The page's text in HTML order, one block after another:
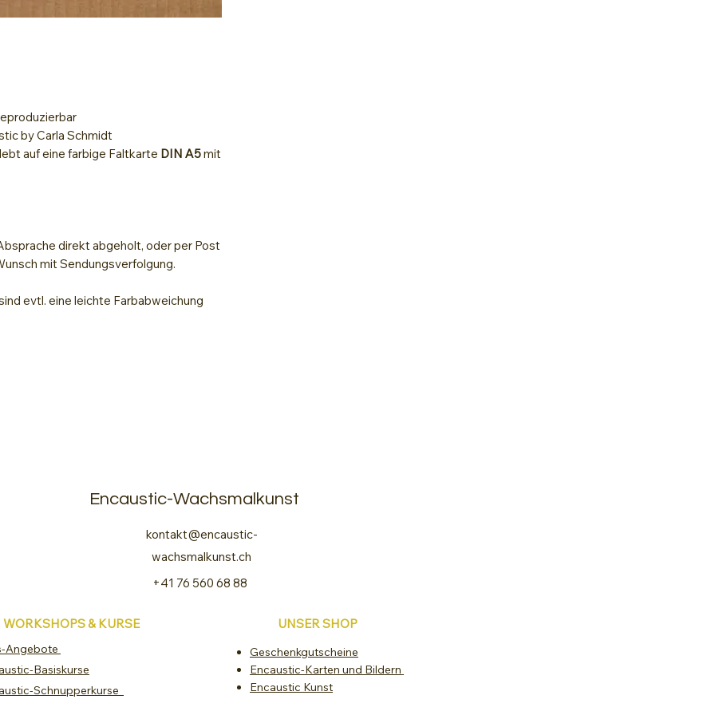
by Carla Schmidt
auf eine farbige Faltkarte DIN A5mit
direkt abgeholt, oder per Post
mit Sendungsverfolgung.
evtl. eine leichte Farbabweichung
Encaustic-Wachsmalkunst
kontakt@encaustic-
wachsmalkunst.ch
+41 76 560 68 88
WORKSHOPS & KURSE
Angebote
Basiskurse
Schnupperkurse
UNSER SHOP
Geschenkgutscheine
Encaustic-Karten und Bildern
Encaustic Kunst